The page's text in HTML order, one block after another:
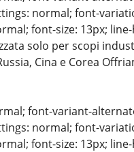
normal; font-
font-size: 13px;
solo per scopi
Cina e Corea
font-variant-
normal; font-
font-size: 13px;